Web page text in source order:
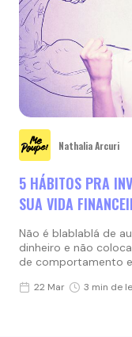
Nathalia Arcuri
5 HÁBITOS PRA
SUA VIDA
Não é blablablá de
dinheiro e não
de comportamento
22 Mar 3 min de